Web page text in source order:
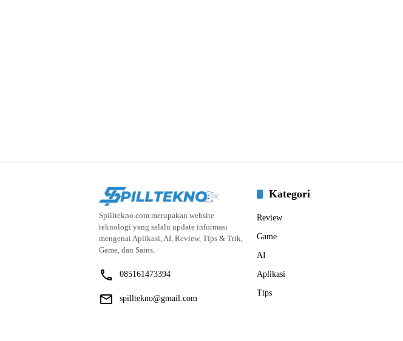
Spilltekno.com merupakan website
teknologi yang selalu update informasi
mengenai Aplikasi, AI, Review, Tips & Trik,
Game, dan Sains.
085161473394
spilltekno@gmail.com
Kategori
Review
Game
AI
Aplikasi
Tips